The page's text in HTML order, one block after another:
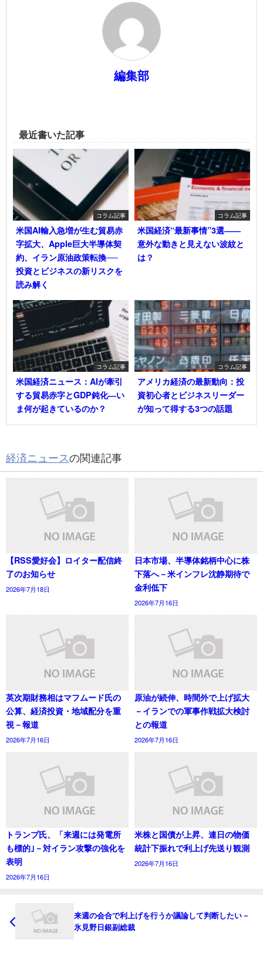
編集部
最近書いた記事
コラム記事
米国AI輸入急増が生む貿易赤
字拡大、Apple巨大半導体契
約、イラン原油政策転換──
投資とビジネスの新リスクを
読み解く
コラム記事
米国経済“最新事情”3選――
意外な動きと見えない波紋と
は？
コラム記事
米国経済ニュース：AIが牽引
する貿易赤字とGDP鈍化―い
ま何が起きているのか？
コラム記事
アメリカ経済の最新動向：投
資初心者とビジネスリーダー
が知って得する3つの話題
経済ニュースの関連記事
【RSS愛好会】ロイター配信終
了のお知らせ
2026年7月18日
日本市場、半導体銘柄中心に株
下落へ－米インフレ沈静期待で
金利低下
2026年7月16日
英次期財務相はマフムード氏の
公算、経済投資・地域配分を重
視－報道
2026年7月16日
原油が続伸、時間外で上げ拡大
－イランでの軍事作戦拡大検討
との報道
2026年7月16日
トランプ氏、「来週には発電所
も標的｣－対イラン攻撃の強化を
表明
2026年7月16日
米株と国債が上昇、連日の物価
統計下振れで利上げ先送り観測
2026年7月16日
来週の会合で利上げを行うか議論して判断したい－
氷見野日銀副総裁